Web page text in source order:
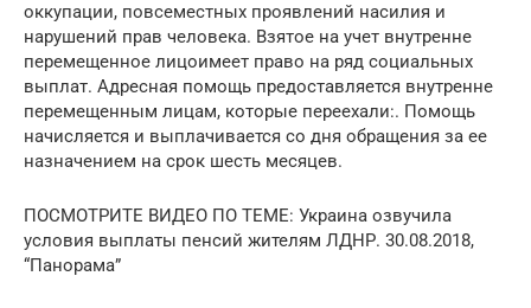
оккупации, повсеместных проявлений насилия и
нарушений прав человека. Взятое на учет внутренне
перемещенное лицоимеет право на ряд социальных
выплат. Адресная помощь предоставляется внутренне
перемещенным лицам, которые переехали:. Помощь
начисляется и выплачивается со дня обращения за ее
назначением на срок шесть месяцев.
ПОСМОТРИТЕ ВИДЕО ПО ТЕМЕ: Украина озвучила
условия выплаты пенсий жителям ЛДНР. 30.08.2018,
“Панорама”